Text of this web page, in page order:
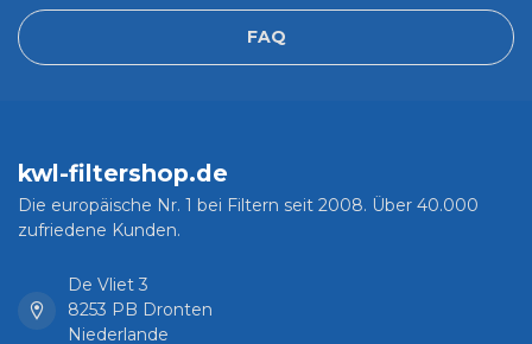
FAQ
kwl-filtershop.de
Die europäische Nr. 1 bei Filtern seit 2008. Über 40.000
zufriedene Kunden.
De Vliet 3
8253 PB Dronten
Niederlande